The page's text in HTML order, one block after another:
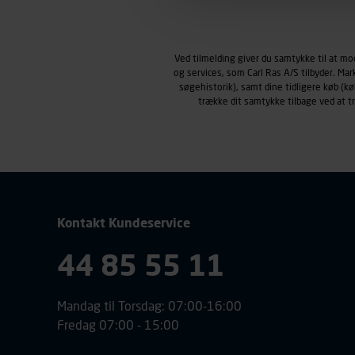
personoplysninger om
klikkes på, sider/indhold
smartphone mv.) samt de
Ved tilmelding giver du samtykke til at
og services, som Carl Ras A/S tilbyder.
søgehistorik), samt dine tidligere køb
trække dit samtykke tilbage ved at
Kontakt Kundeservice
44 85 55 11
Mandag til Torsdag: 07:00-16:00
Fredag 07:00 - 15:00